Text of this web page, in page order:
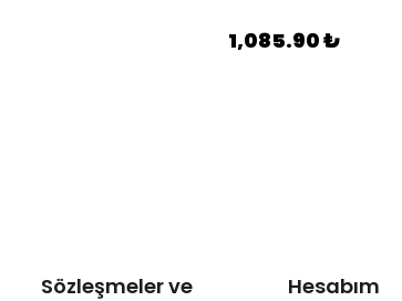
1,085.90 ₺
Sözleşmeler ve
Hesabım